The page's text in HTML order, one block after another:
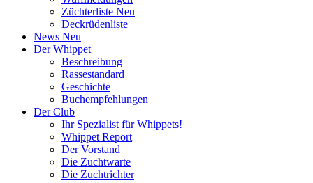
Züchterliste Neu
Deckrüdenliste
News Neu
Der Whippet
Beschreibung
Rassestandard
Geschichte
Buchempfehlungen
Der Club
Ihr Spezialist für Whippets!
Whippet Report
Der Vorstand
Die Zuchtwarte
Die Zuchtrichter